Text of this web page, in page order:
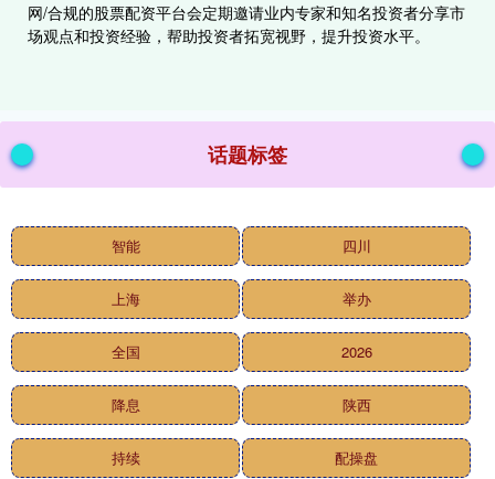
网/合规的股票配资平台会定期邀请业内专家和知名投资者分享市
场观点和投资经验，帮助投资者拓宽视野，提升投资水平。
话题标签
智能 四川
上海 举办
全国 2026
降息 陕西
持续 配操盘